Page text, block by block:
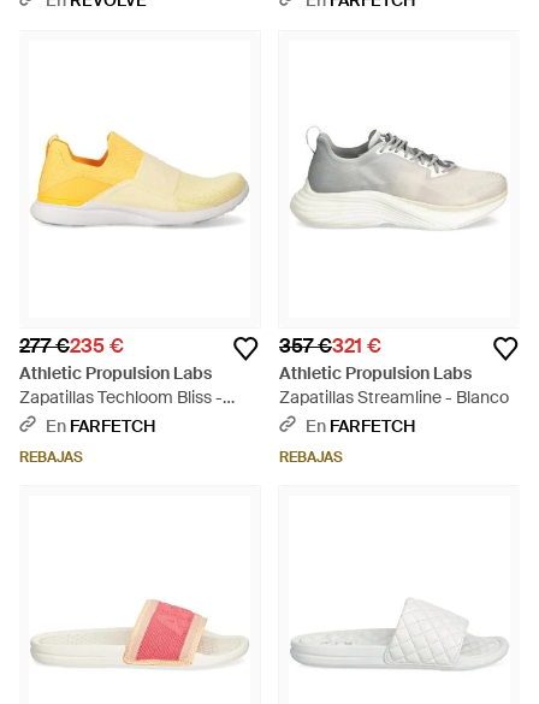
277 €235 €
Athletic Propulsion Labs
Zapatillas Techloom Bliss -
Amarillo
En FARFETCH
REBAJAS
357 €321 €
Athletic Propulsion Labs
Zapatillas Streamline - Blanco
En FARFETCH
REBAJAS